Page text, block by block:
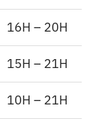
16H – 20H
15H – 21H
10H – 21H